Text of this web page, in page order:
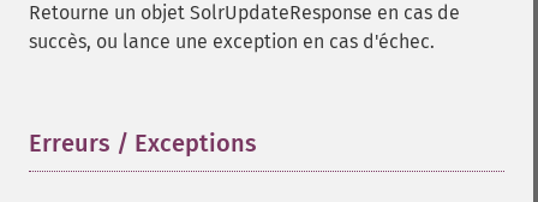
Retourne un objet SolrUpdateResponse en cas de
succès, ou lance une exception en cas d'échec.
Erreurs / Exceptions